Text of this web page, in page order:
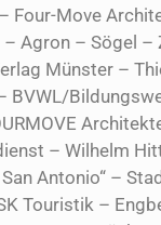
Four-Move
– Agron – Sögel –
Münster –
– Wilhelm
Antonio“ –
Touristik –